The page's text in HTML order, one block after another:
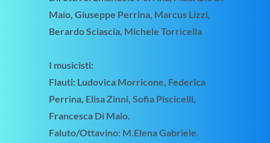
Maio, Giuseppe Perrina, Marcus Lizzi,
Berardo Sciascia, Michele Torricella
I musicisti:
Flauti: Ludovica Morricone, Federica
Perrina, Elisa Zinni, Sofia Piscicelli,
Francesca Di Maio.
Faluto/Ottavino: M.Elena Gabriele.